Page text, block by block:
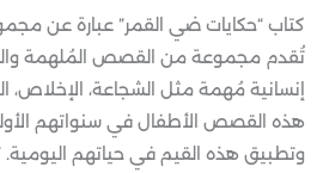
كتاب “حكايات ضي القمر” عبارة عن
تُقدم مجموعة من القصص المُلهمة
إنسانية مُهمة مثل الشجاعة، الإخلاص،
هذه القصص الأطفال في سنواتهم
وتطبيق هذه القيم في حياتهم اليومية.